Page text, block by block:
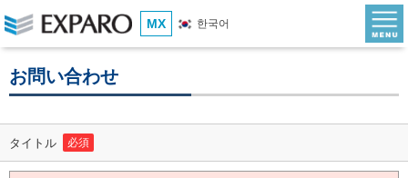
MX 한국어
お問い合わせ
タイトル 必須